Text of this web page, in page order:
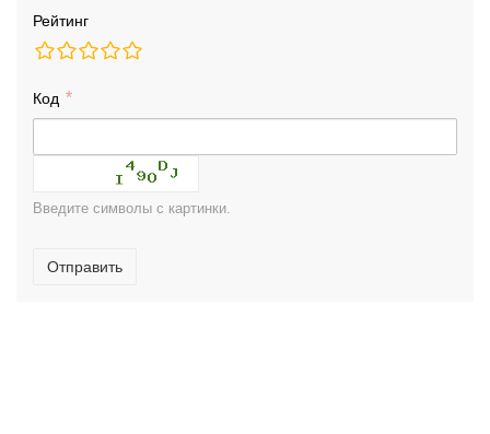
Рейтинг
Код
Введите символы с картинки.
Отправить